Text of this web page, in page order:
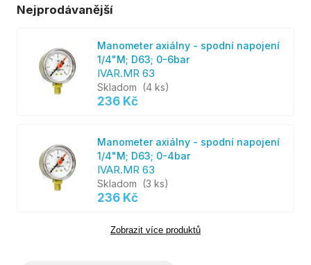
Nejprodávanější
Manometer axiálny - spodní napojení
1/4"M; D63; 0-6bar
IVAR.MR 63
Skladom (4 ks)
236 Kč
Manometer axiálny - spodní napojení
1/4"M; D63; 0-4bar
IVAR.MR 63
Skladom (3 ks)
236 Kč
Zobrazit více produktů